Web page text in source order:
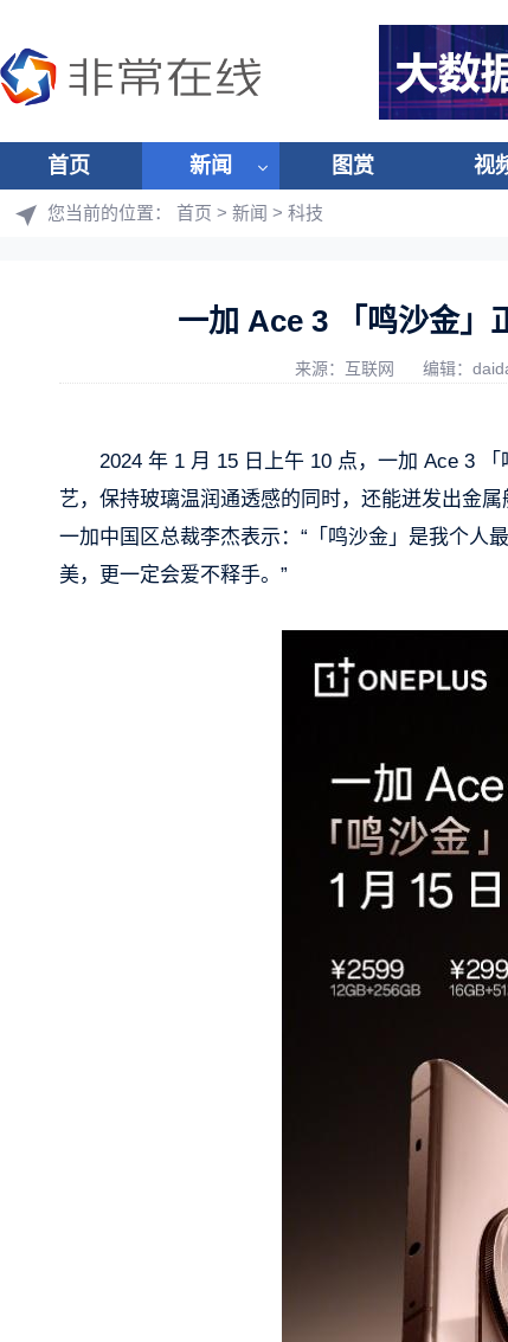
首页 新闻 图赏 视
您当前的位置： 首页 > 新闻 > 科技
一加 Ace 3 「鸣沙金」
来源：互联网 编辑：
2024 年 1 月 15 日上午 10 点，一加 Ace 3
艺，保持玻璃温润通透感的同时，还能迸发出金
一加中国区总裁李杰表示：“「鸣沙金」是我个人
美，更一定会爱不释手。”